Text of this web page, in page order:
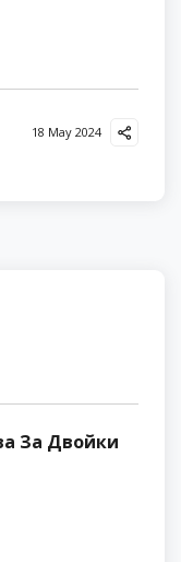
18 May 2024
За Двойки